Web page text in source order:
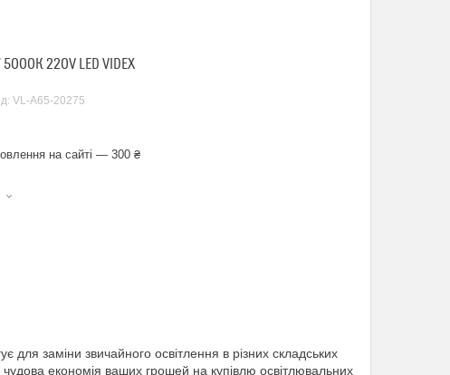
220V LED VIDEX
VL-A65-20275
на сайті — 300 ₴
для заміни звичайного освітлення в різних складських
економія ваших грошей на купівлю освітлювальних